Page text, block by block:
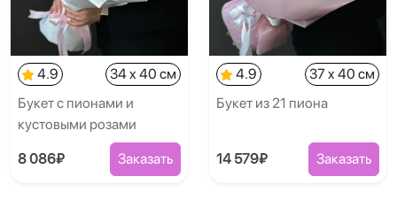
4.9
34 x 40 см
Букет с пионами и
кустовыми розами
8 086₽ Заказать
4.9
37 x 40 см
Букет из 21 пиона
14 579₽ Заказать